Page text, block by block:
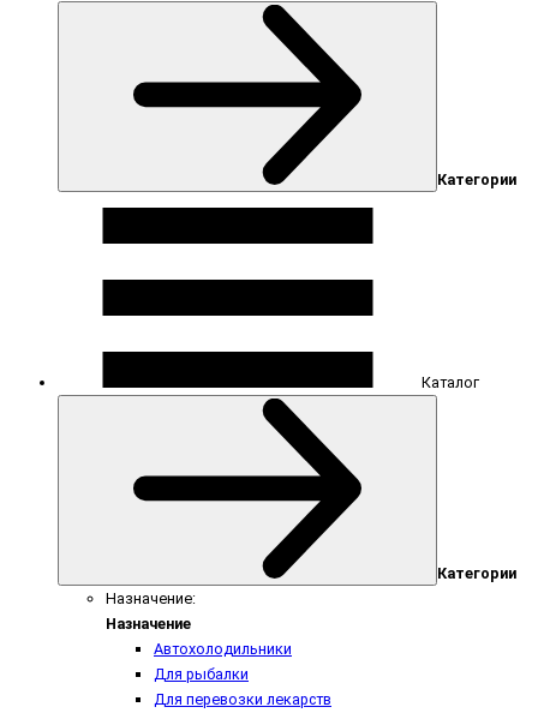
Категории
Каталог
Категории
Назначение:
Назначение
Автохолодильники
Для рыбалки
Для перевозки лекарств